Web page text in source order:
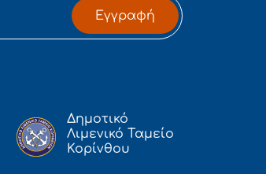
Εγγραφή
Δημοτικό
Λιμενικό Ταμείο
Κορίνθου